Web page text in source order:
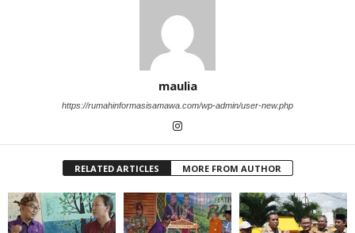
maulia
https://rumahinformasisamawa.com/wp-admin/user-new.php
RELATED ARTICLES MORE FROM AUTHOR